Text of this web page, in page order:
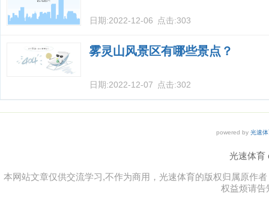
日期:2022-12-06 点击:303
雾灵山风景区有哪些景点？
日期:2022-12-07 点击:302
powered by 光速
光速体育
本网站文章仅供交流学习,不作为商用，光速体育的版权归属原作
权益烦请告